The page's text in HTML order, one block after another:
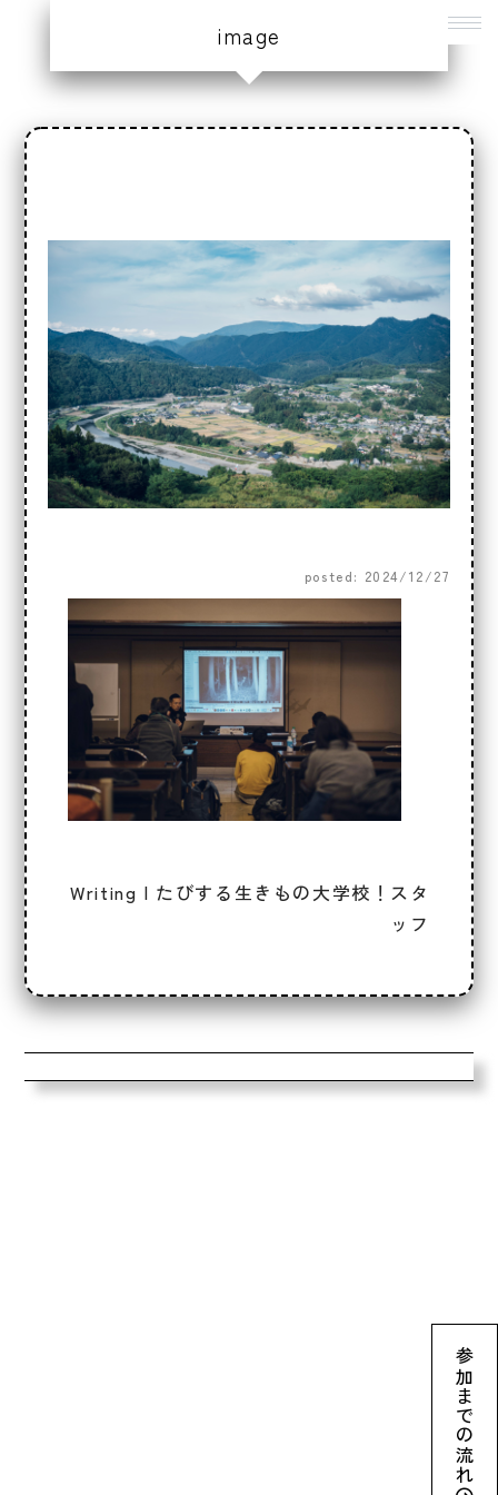
参加までの流れ
image
posted: 2024/12/27
Writing | たびする生きもの大学校！スタ
ッフ